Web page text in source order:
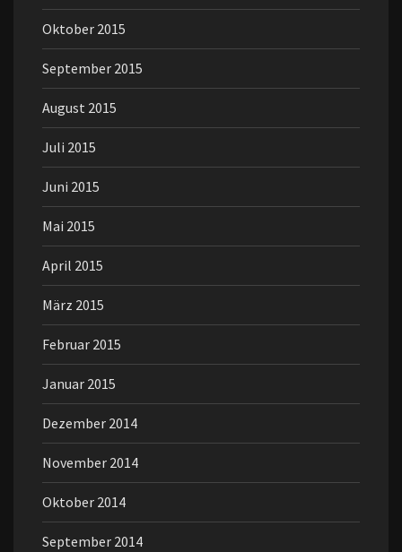
Oktober 2015
September 2015
August 2015
Juli 2015
Juni 2015
Mai 2015
April 2015
März 2015
Februar 2015
Januar 2015
Dezember 2014
November 2014
Oktober 2014
September 2014